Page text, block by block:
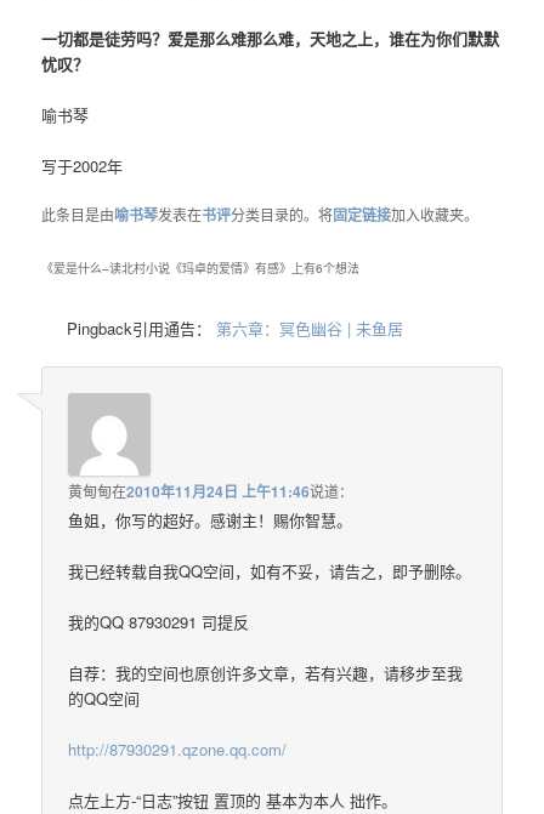
一切都是徒劳吗？爱是那么难那么难，天地之上，谁在为你们默默
忧叹？
喻书琴
写于2002年
此条目是由喻书琴发表在书评分类目录的。将固定链接加入收藏夹。
《爱是什么–读北村小说《玛卓的爱情》有感》上有6个想法
Pingback引用通告： 第六章：冥色幽谷 | 未鱼居
黄甸甸在2010年11月24日 上午11:46说道：
鱼姐，你写的超好。感谢主！赐你智慧。
我已经转载自我QQ空间，如有不妥，请告之，即予删除。
我的QQ 87930291 司提反
自荐：我的空间也原创许多文章，若有兴趣，请移步至我
的QQ空间
http://87930291.qzone.qq.com/
点左上方-“日志”按钮 置顶的 基本为本人 拙作。